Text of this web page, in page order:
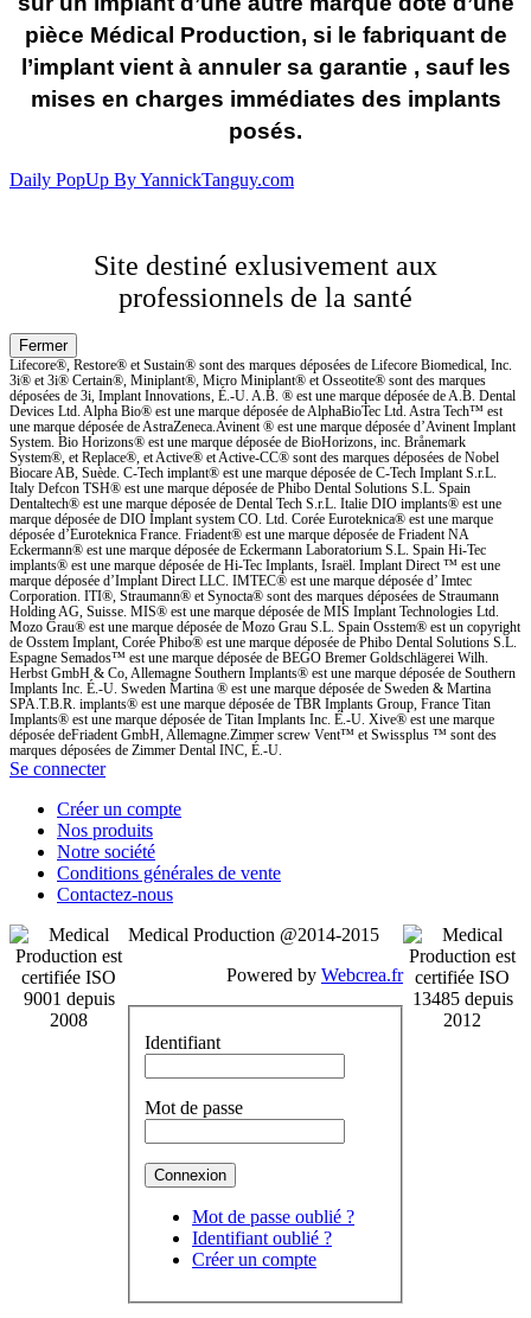
pièce Médical Production, si le fabriquant de
l’implant vient à annuler sa garantie , sauf les
mises en charges immédiates des implants
posés.
Daily PopUp By YannickTanguy.com
Site destiné exlusivement aux
professionnels de la santé
Lifecore®, Restore® et Sustain® sont des marques déposées de Lifecore Biomedical, Inc.
3i® et 3i® Certain®, Miniplant®, Micro Miniplant® et Osseotite® sont des marques
déposées de 3i, Implant Innovations, É.-U. A.B. ® est une marque déposée de A.B. Dental
Devices Ltd. Alpha Bio® est une marque déposée de AlphaBioTec Ltd. Astra Tech™ est
une marque déposée de AstraZeneca.Avinent ® est une marque déposée d’Avinent Implant
System. Bio Horizons® est une marque déposée de BioHorizons, inc. Brånemark
System®, et Replace®, et Active® et Active-CC® sont des marques déposées de Nobel
Biocare AB, Suède. C-Tech implant® est une marque déposée de C-Tech Implant S.r.L.
Italy Defcon TSH® est une marque déposée de Phibo Dental Solutions S.L. Spain
Dentaltech® est une marque déposée de Dental Tech S.r.L. Italie DIO implants® est une
marque déposée de DIO Implant system CO. Ltd. Corée Euroteknica® est une marque
déposée d’Euroteknica France. Friadent® est une marque déposée de Friadent NA
Eckermann® est une marque déposée de Eckermann Laboratorium S.L. Spain Hi-Tec
implants® est une marque déposée de Hi-Tec Implants, Israël. Implant Direct ™ est une
marque déposée d’Implant Direct LLC. IMTEC® est une marque déposée d’ Imtec
Corporation. ITI®, Straumann® et Synocta® sont des marques déposées de Straumann
Holding AG, Suisse. MIS® est une marque déposée de MIS Implant Technologies Ltd.
Mozo Grau® est une marque déposée de Mozo Grau S.L. Spain Osstem® est un copyright
de Osstem Implant, Corée Phibo® est une marque déposée de Phibo Dental Solutions S.L.
Espagne Semados™ est une marque déposée de BEGO Bremer Goldschlägerei Wilh.
Herbst GmbH & Co, Allemagne Southern Implants® est une marque déposée de Southern
Implants Inc. É.-U. Sweden Martina ® est une marque déposée de Sweden & Martina
SPA.T.B.R. implants® est une marque déposée de TBR Implants Group, France Titan
Implants® est une marque déposée de Titan Implants Inc. É.-U. Xive® est une marque
déposée deFriadent GmbH, Allemagne.Zimmer screw Vent™ et Swissplus ™ sont des
marques déposées de Zimmer Dental INC, É.-U.
Se connecter
Créer un compte
Nos produits
Notre société
Conditions générales de vente
Contactez-nous
Medical Production @2014-2015
Powered by Webcrea.fr
Identifiant
Mot de passe
Mot de passe oublié ?
Identifiant oublié ?
Créer un compte